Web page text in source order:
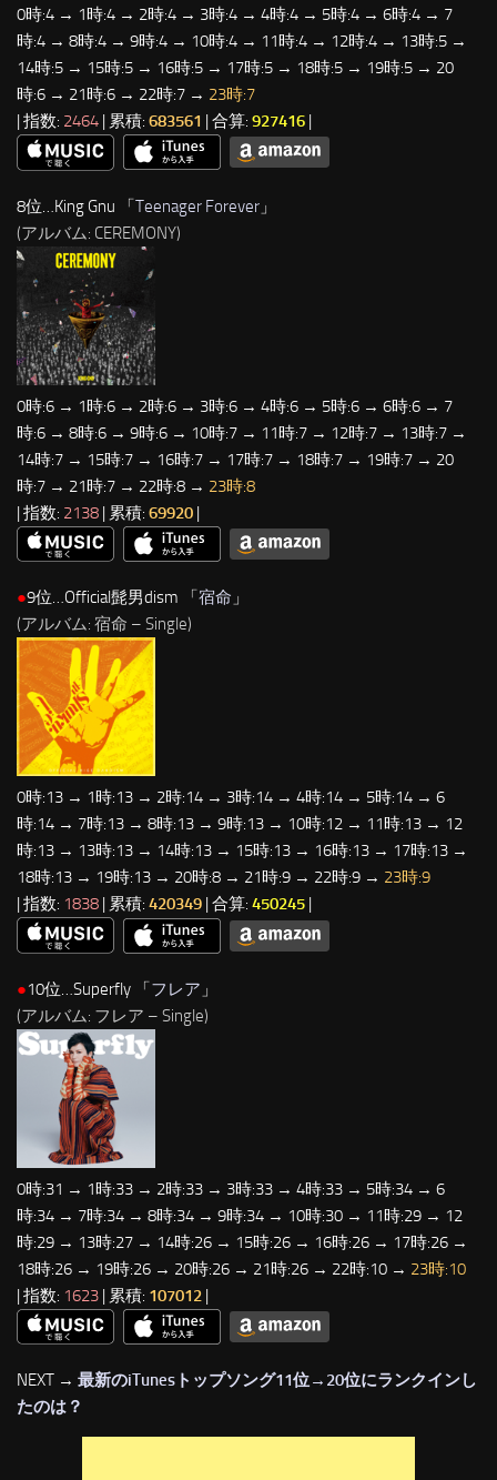
0時:4 → 1時:4 → 2時:4 → 3時:4 → 4時:4 → 5時:4 → 6時:4 → 7
時:4 → 8時:4 → 9時:4 → 10時:4 → 11時:4 → 12時:4 → 13時:5 →
14時:5 → 15時:5 → 16時:5 → 17時:5 → 18時:5 → 19時:5 → 20
時:6 → 21時:6 → 22時:7 → 23時:7
| 指数: 2464 | 累積: 683561 | 合算: 927416
8位…King Gnu 「Teenager Forever 」
(アルバム: CEREMONY)
0時:6 → 1時:6 → 2時:6 → 3時:6 → 4時:6 → 5時:6 → 6時:6 → 7
時:6 → 8時:6 → 9時:6 → 10時:7 → 11時:7 → 12時:7 → 13時:7 →
14時:7 → 15時:7 → 16時:7 → 17時:7 → 18時:7 → 19時:7 → 20
時:7 → 21時:7 → 22時:8 → 23時:8
| 指数: 2138 | 累積: 69920 |
●9位…Official髭男dism 「宿命 」
(アルバム: 宿命 – Single)
0時:13 → 1時:13 → 2時:14 → 3時:14 → 4時:14 → 5時:14 → 6
時:14 → 7時:13 → 8時:13 → 9時:13 → 10時:12 → 11時:13 → 12
時:13 → 13時:13 → 14時:13 → 15時:13 → 16時:13 → 17時:13 →
18時:13 → 19時:13 → 20時:8 → 21時:9 → 22時:9 → 23時:9
| 指数: 1838 | 累積: 420349 | 合算: 450245
●10位…Superfly 「フレア 」
(アルバム: フレア – Single)
0時:31 → 1時:33 → 2時:33 → 3時:33 → 4時:33 → 5時:34 → 6
時:34 → 7時:34 → 8時:34 → 9時:34 → 10時:30 → 11時:29 → 12
時:29 → 13時:27 → 14時:26 → 15時:26 → 16時:26 → 17時:26 →
18時:26 → 19時:26 → 20時:26 → 21時:26 → 22時:10 → 23時:10
| 指数: 1623 | 累積: 107012 |
NEXT → 最新のiTunesトップソング11位→20位にランクインし
たのは？